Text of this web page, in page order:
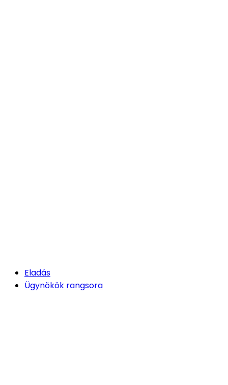
Eladás
Ügynökök rangsora